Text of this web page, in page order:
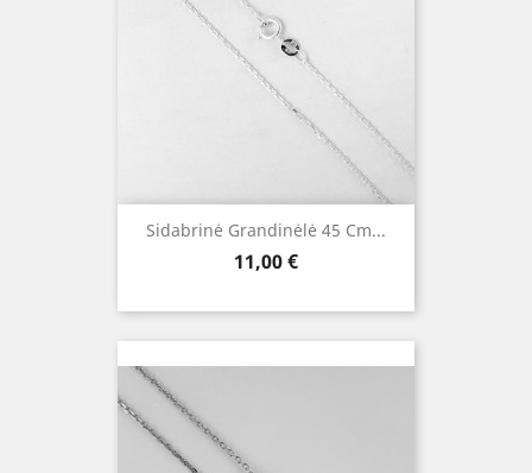
Sidabrinė Grandinėlė 45 Cm...
Kaina
11,00 €